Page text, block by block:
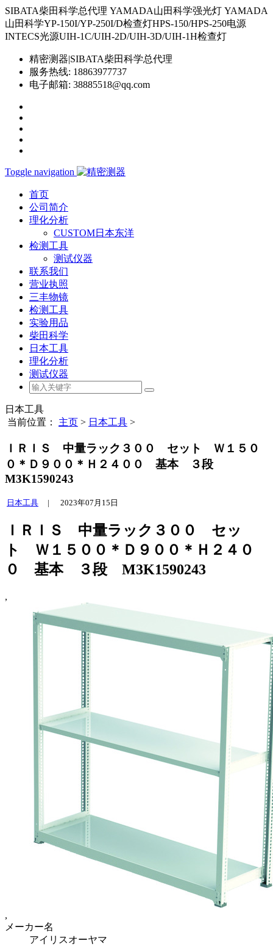
SIBATA柴田科学总代理 YAMADA山田科学强光灯 YAMADA
山田科学YP-150I/YP-250I/D检查灯HPS-150/HPS-250电源
INTECS光源UIH-1C/UIH-2D/UIH-3D/UIH-1H检查灯
精密测器|SIBATA柴田科学总代理
服务热线: 18863977737
电子邮箱: 38885518@qq.com
Toggle navigation
首页
公司简介
理化分析
CUSTOM日本东洋
检测工具
测试仪器
联系我们
营业执照
三丰物镜
检测工具
实验用品
柴田科学
日本工具
理化分析
测试仪器
日本工具
当前位置： 主页 > 日本工具 >
ＩＲＩＳ 中量ラック３００ セット Ｗ１５０
０＊Ｄ９００＊Ｈ２４００ 基本 ３段
M3K1590243
日本工具 | 2023年07月15日
ＩＲＩＳ 中量ラック３００ セッ
ト Ｗ１５００＊Ｄ９００＊Ｈ２４０
０ 基本 ３段 M3K1590243
,
,
メーカー名
アイリスオーヤマ